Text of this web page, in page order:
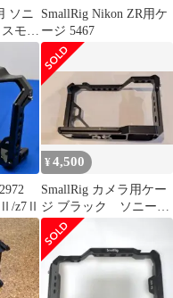
ソニ
モー
SmallRig Nikon ZR用ケ
ージ 5467
z7Ⅱ
¥4,500
SmallRig カメラ用ケー
ジ ブラック ソニー
SONY α7c用